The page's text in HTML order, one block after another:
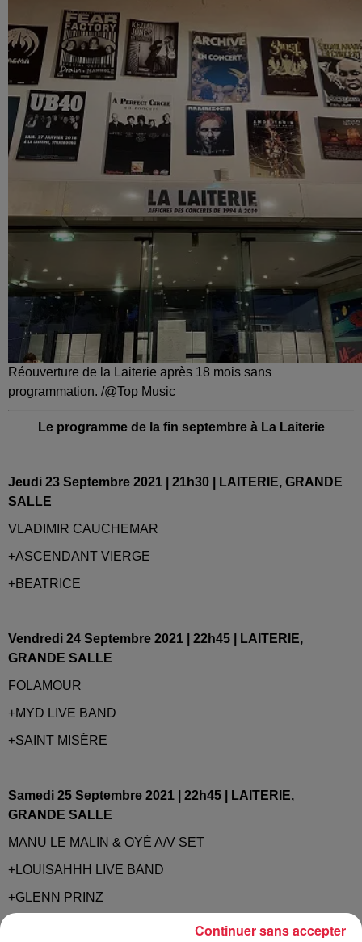
Réouverture de la Laiterie après 18 mois sans
programmation. /@Top Music
Le programme de la fin septembre à La Laiterie
Jeudi 23 Septembre 2021 | 21h30 | LAITERIE, GRANDE
SALLE
VLADIMIR CAUCHEMAR
+ASCENDANT VIERGE
+BEATRICE
Vendredi 24 Septembre 2021 | 22h45 | LAITERIE,
GRANDE SALLE
FOLAMOUR
+MYD LIVE BAND
+SAINT MISÈRE
Samedi 25 Septembre 2021 | 22h45 | LAITERIE,
GRANDE SALLE
MANU LE MALIN & OYÉ A/V SET
+LOUISAHHH LIVE BAND
+GLENN PRINZ
Continuer sans accepter